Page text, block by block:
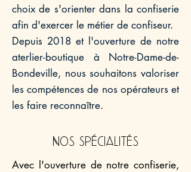
choix de s'orienter dans la confiserie
afin d'exercer le métier de confiseur.
Depuis 2018 et l'ouverture de notre
aterlier-boutique à Notre-Dame-de-
Bondeville, nous souhaitons valoriser
les compétences de nos opérateurs et
les faire reconnaître.
Nos spécialités
Avec l'ouverture de notre confiserie,